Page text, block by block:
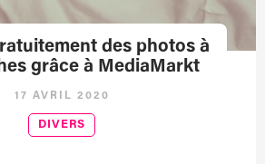
des photos à
grâce à MediaMarkt
17 AVRIL 2020
DIVERS